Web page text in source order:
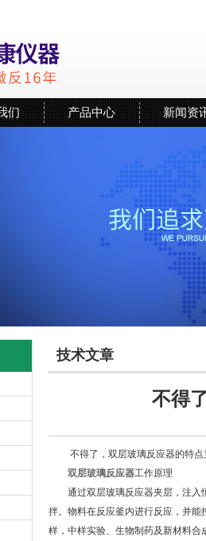
们 产品中心 新闻资
技术文章
不得
不得了，双层玻璃反应器的特点
双层玻璃反应器工作原理
通过双层玻璃反应器夹层，注入恒
拌。物料在反应釜内进行反应，并
样，中样实验、生物制药及新材料